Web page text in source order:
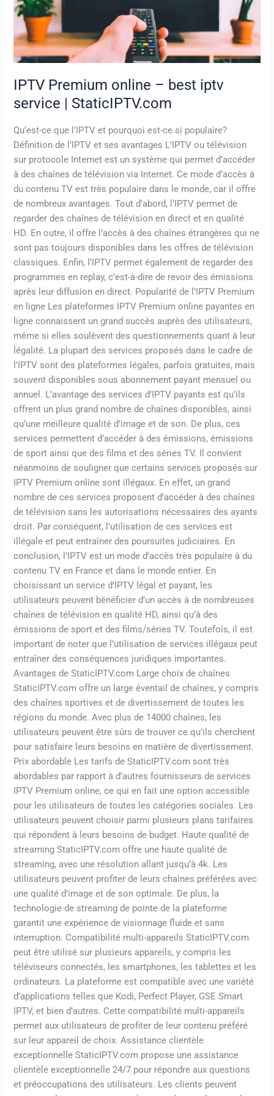
IPTV Premium online – best iptv
service | StaticIPTV.com
Qu’est-ce que l’IPTV et pourquoi est-ce si populaire?
Définition de l’IPTV et ses avantages L’IPTV ou télévision
sur protocole Internet est un système qui permet d’accéder
à des chaînes de télévision via Internet. Ce mode d’accès à
du contenu TV est très populaire dans le monde, car il offre
de nombreux avantages. Tout d’abord, l’IPTV permet de
regarder des chaînes de télévision en direct et en qualité
HD. En outre, il offre l’accès à des chaînes étrangères qui ne
sont pas toujours disponibles dans les offres de télévision
classiques. Enfin, l’IPTV permet également de regarder des
programmes en replay, c’est-à-dire de revoir des émissions
après leur diffusion en direct. Popularité de l’IPTV Premium
en ligne Les plateformes IPTV Premium online payantes en
ligne connaissent un grand succès auprès des utilisateurs,
même si elles soulèvent des questionnements quant à leur
légalité. La plupart des services proposés dans le cadre de
l’IPTV sont des plateformes légales, parfois gratuites, mais
souvent disponibles sous abonnement payant mensuel ou
annuel. L’avantage des services d’IPTV payants est qu’ils
offrent un plus grand nombre de chaînes disponibles, ainsi
qu’une meilleure qualité d’image et de son. De plus, ces
services permettent d’accéder à des émissions, émissions
de sport ainsi que des films et des séries TV. Il convient
néanmoins de souligner que certains services proposés sur
IPTV Premium online sont illégaux. En effet, un grand
nombre de ces services proposent d’accéder à des chaînes
de télévision sans les autorisations nécessaires des ayants
droit. Par conséquent, l’utilisation de ces services est
illégale et peut entraîner des poursuites judiciaires. En
conclusion, l’IPTV est un mode d’accès très populaire à du
contenu TV en France et dans le monde entier. En
choisissant un service d’IPTV légal et payant, les
utilisateurs peuvent bénéficier d’un accès à de nombreuses
chaînes de télévision en qualité HD, ainsi qu’à des
émissions de sport et des films/séries TV. Toutefois, il est
important de noter que l’utilisation de services illégaux peut
entraîner des conséquences juridiques importantes.
Avantages de StaticIPTV.com Large choix de chaînes
StaticIPTV.com offre un large éventail de chaînes, y compris
des chaînes sportives et de divertissement de toutes les
régions du monde. Avec plus de 14000 chaînes, les
utilisateurs peuvent être sûrs de trouver ce qu’ils cherchent
pour satisfaire leurs besoins en matière de divertissement.
Prix abordable Les tarifs de StaticIPTV.com sont très
abordables par rapport à d’autres fournisseurs de services
IPTV Premium online, ce qui en fait une option accessible
pour les utilisateurs de toutes les catégories sociales. Les
utilisateurs peuvent choisir parmi plusieurs plans tarifaires
qui répondent à leurs besoins de budget. Haute qualité de
streaming StaticIPTV.com offre une haute qualité de
streaming, avec une résolution allant jusqu’à 4k. Les
utilisateurs peuvent profiter de leurs chaînes préférées avec
une qualité d’image et de son optimale. De plus, la
technologie de streaming de pointe de la plateforme
garantit une expérience de visionnage fluide et sans
interruption. Compatibilité multi-appareils StaticIPTV.com
peut être utilisé sur plusieurs appareils, y compris les
téléviseurs connectés, les smartphones, les tablettes et les
ordinateurs. La plateforme est compatible avec une variété
d’applications telles que Kodi, Perfect Player, GSE Smart
IPTV, et bien d’autres. Cette compatibilité multi-appareils
permet aux utilisateurs de profiter de leur contenu préféré
sur leur appareil de choix. Assistance clientèle
exceptionnelle StaticIPTV.com propose une assistance
clientèle exceptionnelle 24/7 pour répondre aux questions
et préoccupations des utilisateurs. Les clients peuvent
iptv
service
|
StaticIPTV.com